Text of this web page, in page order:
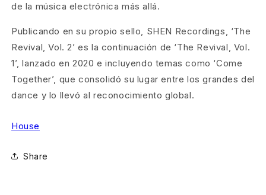
de la música electrónica más allá.
Publicando en su propio sello, SHEN Recordings, ‘The
Revival, Vol. 2’ es la continuación de ‘The Revival, Vol.
1’, lanzado en 2020 e incluyendo temas como ‘Come
Together’, que consolidó su lugar entre los grandes del
dance y lo llevó al reconocimiento global.
House
Share